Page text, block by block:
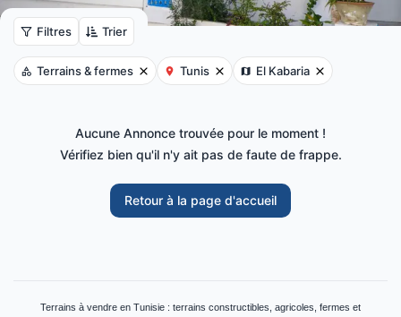
Filtres Trier
Terrains & fermes Tunis El Kabaria
Aucune Annonce trouvée pour le moment !
Vérifiez bien qu'il n'y ait pas de faute de frappe.
Retour à la page d'accueil
Terrains à vendre en Tunisie : terrains constructibles, agricoles, fermes et